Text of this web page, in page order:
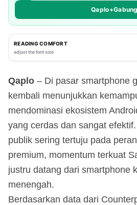
Qaplo+Gabung
READING COMFORT
adjust the font size
Qaplo – Di pasar smartphone
kembali menunjukkan
mendominasi ekosistem
yang cerdas dan sangat
publik sering tertuju pada
premium, momentum terkuat
justru datang dari smartphone
menengah.
Berdasarkan data dari